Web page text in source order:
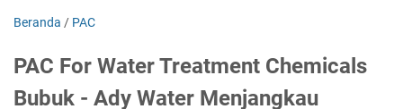
Beranda / PAC
PAC For Water Treatment Chemicals
Bubuk - Ady Water Menjangkau